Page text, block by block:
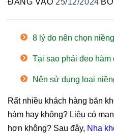
ĐĂNG VÀO 25/12/2024 BỞI
8 lý do nên chọn
Tại sao phải đeo hàm
Nên sử dụng loại
Rất nhiều khách hàng băn
hàm hay không? Liệu có
hơn không? Sau đây, Nha